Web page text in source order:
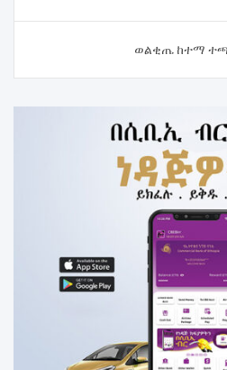
navigation
ወልቂጤ ከተማ